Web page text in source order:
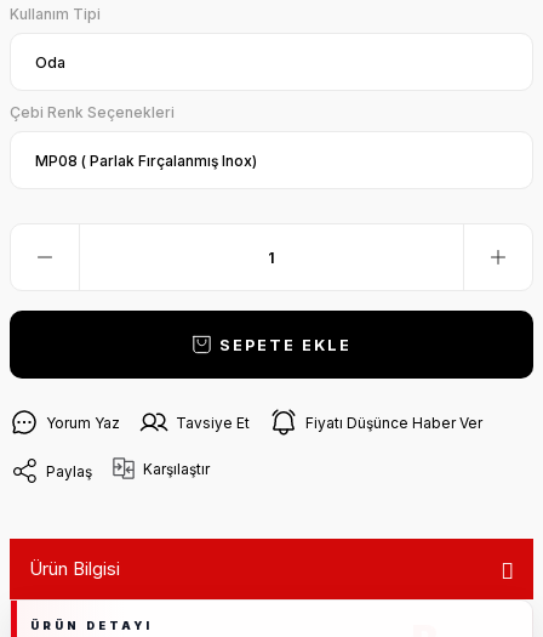
Kullanım Tipi
Çebi Renk Seçenekleri
SEPETE EKLE
Yorum Yaz Tavsiye Et Fiyatı Düşünce Haber Ver
Paylaş Karşılaştır
Ürün Bilgisi